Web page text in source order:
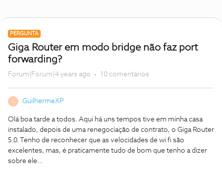
PERGUNTA
Giga Router em modo bridge não faz port
forwarding?
Forum|Forum|4 years ago 10 comentários
G GuilhermeXP
Olá boa tarde a todos. Aqui há uns tempos tive em minha casa
instalado, depois de uma renegociação de contrato, o Giga Router
5.0. Tenho de reconhecer que as velocidades de wi fi são
excelentes, mas, é praticamente tudo de bom que tenho a dizer
sobre ele…